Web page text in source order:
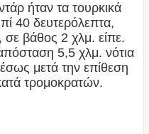
ήταν τα τουρκικά
40 δευτερόλεπτα,
σε βάθος 2 χλμ. είπε.
5,5 χλμ. νότια
μετά την επίθεση
τρομοκρατών.